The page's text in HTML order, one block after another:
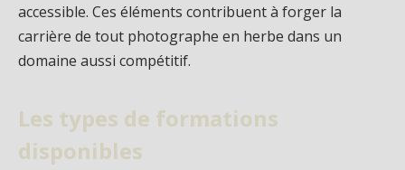
accessible. Ces éléments contribuent à forger la
carrière de tout photographe en herbe dans un
domaine aussi compétitif.
Les types de formations
disponibles